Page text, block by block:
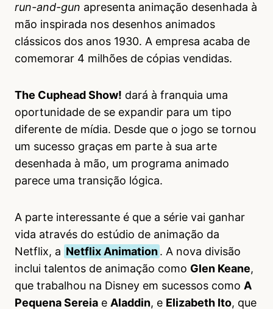
run-and-gun apresenta animação desenhada à
mão inspirada nos desenhos animados
clássicos dos anos 1930. A empresa acaba de
comemorar 4 milhões de cópias vendidas.
The Cuphead Show! dará à franquia uma
oportunidade de se expandir para um tipo
diferente de mídia. Desde que o jogo se tornou
um sucesso graças em parte à sua arte
desenhada à mão, um programa animado
parece uma transição lógica.
A parte interessante é que a série vai ganhar
vida através do estúdio de animação da
Netflix, a Netflix Animation. A nova divisão
inclui talentos de animação como Glen Keane,
que trabalhou na Disney em sucessos como A
Pequena Sereia e Aladdin, e Elizabeth Ito, que